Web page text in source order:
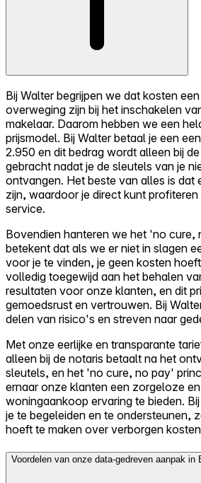
Bij Walter begrijpen we dat kosten
overweging zijn bij het inschakelen
makelaar. Daarom hebben we een
prijsmodel. Bij Walter betaal je een
2.950 en dit bedrag wordt alleen bij
gebracht nadat je de sleutels van je
ontvangen. Het beste van alles is dat
zijn, waardoor je direct kunt
service.
Bovendien hanteren we het 'no cure,
betekent dat als we er niet in slagen
voor je te vinden, je geen kosten
volledig toegewijd aan het behalen
resultaten voor onze klanten, en dit
gemoedsrust en vertrouwen. Bij
delen van risico's en streven naar
Met onze eerlijke en transparante
alleen bij de notaris betaalt na het
sleutels, en het 'no cure, no pay'
ernaar onze klanten een zorgeloze
woningaankoop ervaring te bieden.
je te begeleiden en te ondersteunen,
hoeft te maken over verborgen
Voordelen van onze data-gedreven aanpak in